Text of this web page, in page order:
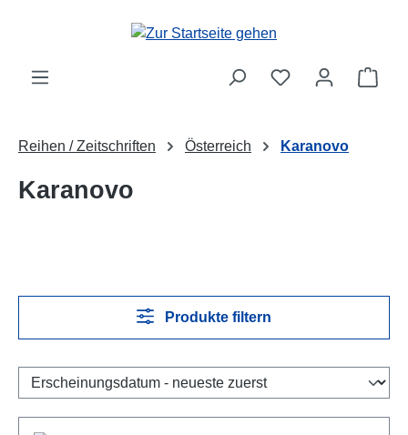
Zum Hauptinhalt springen
Reihen / Zeitschriften Österreich Karanovo
Karanovo
Produkte filtern